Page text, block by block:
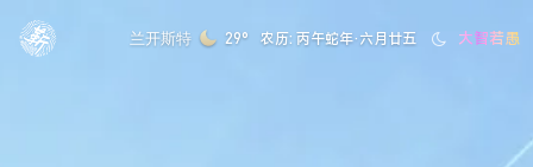
兰开斯特 29° 农历: 丙午蛇年·六月廿五 大智若愚